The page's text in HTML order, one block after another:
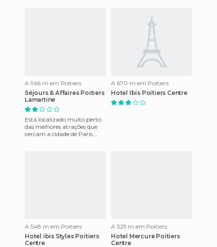
A 966 m em Poitiers
Séjours & Affaires Poitiers
Lamartine
Está localizado muito perto
das melhores atrações que
cercam a cidade de Paris.
A 670 m em Poitiers
Hotel Ibis Poitiers Centre
A 548 m em Poitiers
Hotel ibis Styles Poitiers
Centre
A 325 m em Poitiers
Hotel Mercure Poitiers
Centre